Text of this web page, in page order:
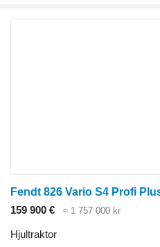
Fendt 826 Vario S4 Profi
159 900 €
≈ 1 757 000 kr
Hjultraktor